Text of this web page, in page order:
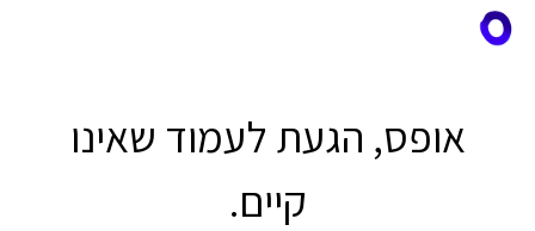
אופס, הגעת לעמוד שאינו
קיים.